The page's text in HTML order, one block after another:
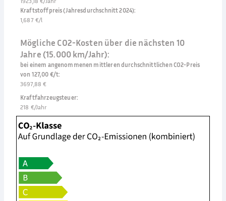
Kraftstoffpreis (Jahresdurchschnitt 2024):
1,687 €/l
Mögliche CO2-Kosten über die nächsten 10
Jahre (15.000 km/Jahr):
bei einem angenommenen mittleren durchschnittlichen CO2-Preis
von 127,00 €/t:
3697,88 €
Kraftfahrzeugsteuer:
218 €/Jahr